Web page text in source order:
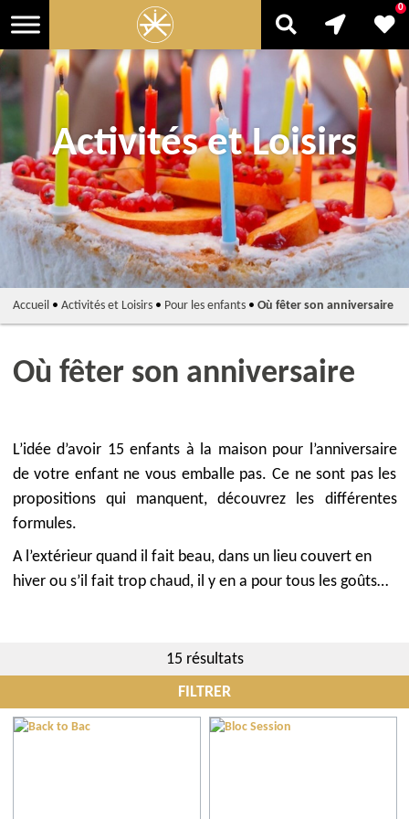
Activités et Loisirs
0
Accueil• Activités et Loisirs• Pour les enfants• Où fêter son anniversaire
Où fêter son anniversaire
L’idée d’avoir 15 enfants à la maison pour l’anniversaire
de votre enfant ne vous emballe pas. Ce ne sont pas les
propositions qui manquent, découvrez les différentes
formules.
A l’extérieur quand il fait beau, dans un lieu couvert en
hiver ou s’il fait trop chaud, il y en a pour tous les goûts…
15 résultats
FILTRER
Communes